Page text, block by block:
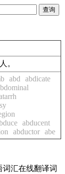
。
abd
abdicate
abducent
abductor abe
词汇在线翻译词